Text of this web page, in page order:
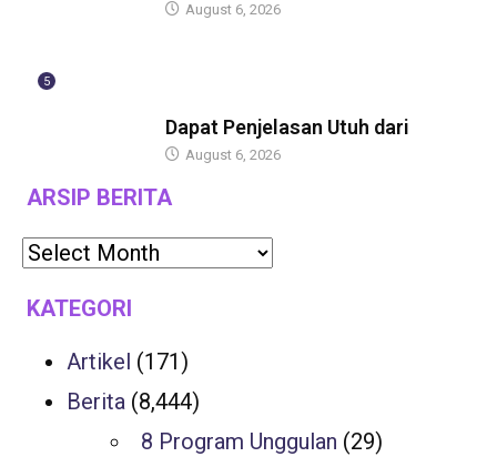
August 6, 2026
5
Dapat Penjelasan Utuh dari
August 6, 2026
ARSIP BERITA
KATEGORI
Artikel (171)
Berita (8,444)
8 Program Unggulan (29)